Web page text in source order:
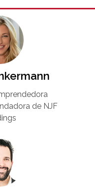
de NJF